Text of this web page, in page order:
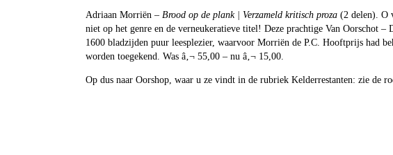
Adriaan Morriën – Brood op de plank | Verzameld kritisch proza (2 delen). O
niet op het genre en de verneukeratieve titel! Deze prachtige Van Oorschot –
1600 bladzijden puur leesplezier, waarvoor Morriën de P.C. Hooftprijs had
worden toegekend. Was â‚¬ 55,00 – nu â‚¬ 15,00.
Op dus naar Oorshop, waar u ze vindt in de rubriek Kelderrestanten: zie de